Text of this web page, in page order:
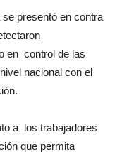
presentó en contra
en control de las
nacional con el
a los trabajadores
que permita